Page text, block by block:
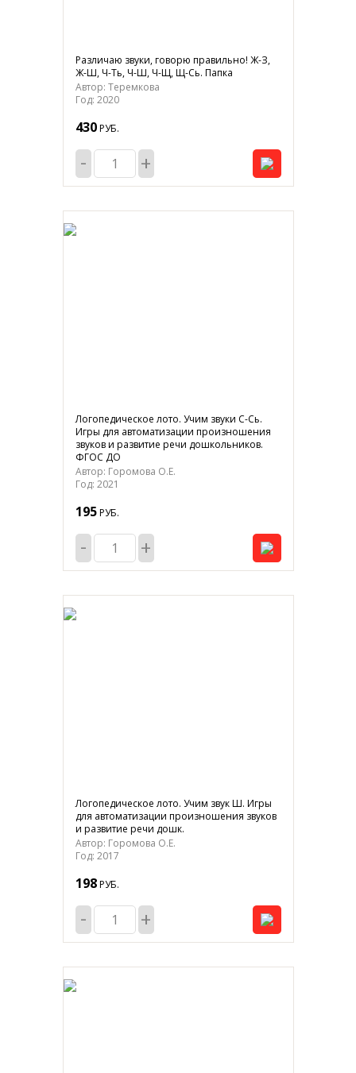
Различаю звуки, говорю правильно! Ж-З,
Ж-Ш, Ч-Ть, Ч-Ш, Ч-Щ, Щ-Сь. Папка
Автор: Теремкова
Год: 2020
430РУБ.
- +
Логопедическое лото. Учим звуки С-Сь.
Игры для автоматизации произношения
звуков и развитие речи дошкольников.
ФГОС ДО
Автор: Горомова О.Е.
Год: 2021
195РУБ.
- +
Логопедическое лото. Учим звук Ш. Игры
для автоматизации произношения звуков
и развитие речи дошк.
Автор: Горомова О.Е.
Год: 2017
198РУБ.
- +